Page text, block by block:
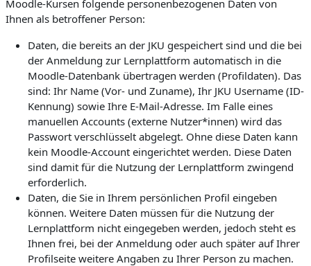
Moodle-Kursen folgende personenbezogenen Daten von
Ihnen als betroffener Person:
Daten, die bereits an der JKU gespeichert sind und die bei
der Anmeldung zur Lernplattform automatisch in die
Moodle-Datenbank übertragen werden (Profildaten). Das
sind: Ihr Name (Vor- und Zuname), Ihr JKU Username (ID-
Kennung) sowie Ihre E-Mail-Adresse. Im Falle eines
manuellen Accounts (externe Nutzer*innen) wird das
Passwort verschlüsselt abgelegt. Ohne diese Daten kann
kein Moodle-Account eingerichtet werden. Diese Daten
sind damit für die Nutzung der Lernplattform zwingend
erforderlich.
Daten, die Sie in Ihrem persönlichen Profil eingeben
können. Weitere Daten müssen für die Nutzung der
Lernplattform nicht eingegeben werden, jedoch steht es
Ihnen frei, bei der Anmeldung oder auch später auf Ihrer
Profilseite weitere Angaben zu Ihrer Person zu machen.